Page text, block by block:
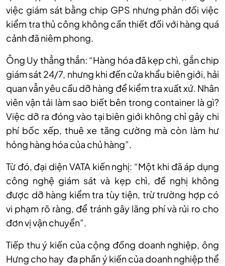
việc giám sát bằng chip GPS nhưng phản đối việc
kiểm tra thủ công không cần thiết đối với hàng quá
cảnh đã niêm phong.
Ông Uy thẳng thắn: “Hàng hóa đã kẹp chì, gắn chip
giám sát 24/7, nhưng khi đến cửa khẩu biên giới, hải
quan vẫn yêu cầu dỡ hàng để kiểm tra xuất xứ. Nhân
viên vận tải làm sao biết bên trong container là gì?
Việc dỡ ra đóng vào tại biên giới không chỉ gây chi
phí bốc xếp, thuê xe tăng cường mà còn làm hư
hỏng hàng hóa của chủ hàng”.
Từ đó, đại diện VATA kiến nghị: “Một khi đã áp dụng
công nghệ giám sát và kẹp chì, đề nghị không
được dỡ hàng kiểm tra tùy tiện, trừ trường hợp có
vi phạm rõ ràng, để tránh gây lãng phí và rủi ro cho
đơn vị vận chuyển”.
Tiếp thu ý kiến của cộng đồng doanh nghiệp, ông
Hưng cho hay đa phần ý kiến của doanh nghiệp thể